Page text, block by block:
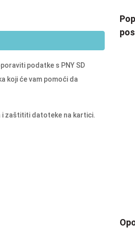
podatke s PNY SD
koji će vam pomoći da
i zaštititi datoteke na kartici.